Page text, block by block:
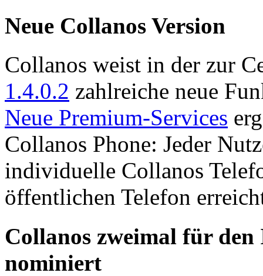
Neue Collanos Version
Collanos weist in der zur
1.4.0.2 zahlreiche neue
Neue Premium-Services
Collanos Phone: Jeder
individuelle Collanos
öffentlichen Telefon
Collanos zweimal für
nominiert